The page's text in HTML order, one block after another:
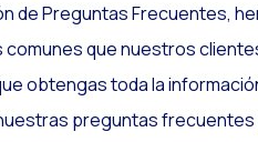
de Preguntas Frecuentes,
comunes que nuestros
obtengas toda la
preguntas